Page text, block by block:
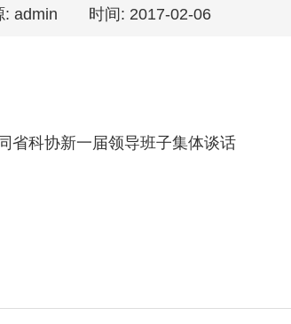
: admin 时间: 2017-02-06
省科协新一届领导班子集体谈话